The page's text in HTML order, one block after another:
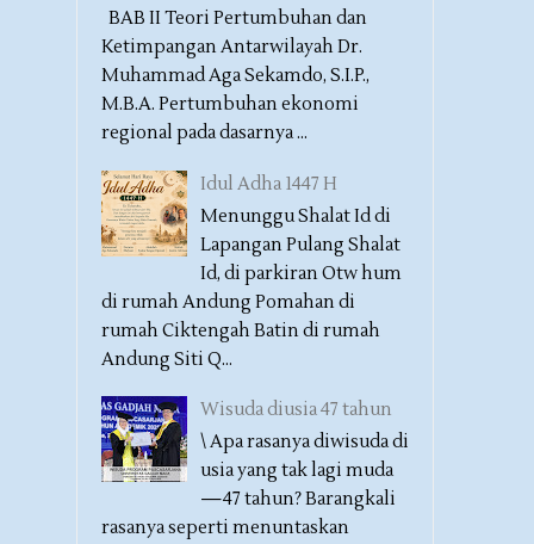
BAB II Teori Pertumbuhan dan
Ketimpangan Antarwilayah Dr.
Muhammad Aga Sekamdo, S.I.P.,
M.B.A. Pertumbuhan ekonomi
regional pada dasarnya ...
Idul Adha 1447 H
Menunggu Shalat Id di
Lapangan Pulang Shalat
Id, di parkiran Otw hum
di rumah Andung Pomahan di
rumah Ciktengah Batin di rumah
Andung Siti Q...
Wisuda diusia 47 tahun
\ Apa rasanya diwisuda di
usia yang tak lagi muda
—47 tahun? Barangkali
rasanya seperti menuntaskan